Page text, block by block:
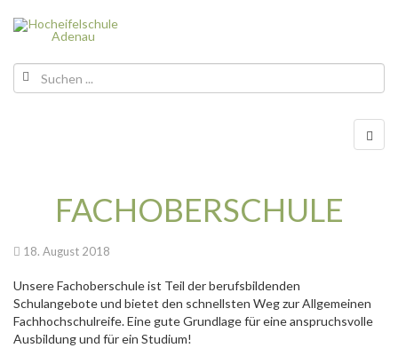
FACHOBERSCHULE
18. August 2018
Unsere Fachoberschule ist Teil der berufsbildenden
Schulangebote und bietet den schnellsten Weg zur Allgemeinen
Fachhochschulreife. Eine gute Grundlage für eine anspruchsvolle
Ausbildung und für ein Studium!